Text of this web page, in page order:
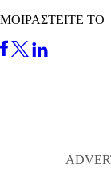
ΜΟΙΡΑΣΤΕΙΤΕ ΤΟ